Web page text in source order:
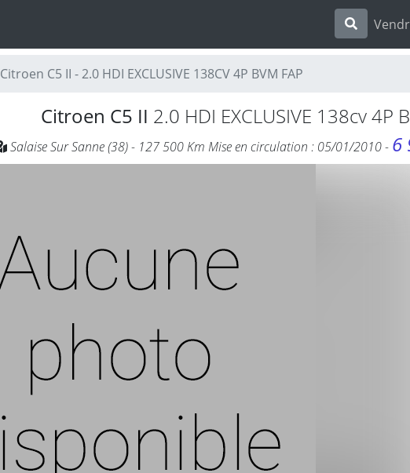
Citroen C5 II - 2.0 HDI EXCLUSIVE 138CV 4P BVM FAP
Citroen C5 II 2.0 HDI EXCLUSIVE 138cv 4P
Salaise Sur Sanne (38) - 127 500 Km Mise en circulation : 05/01/2010 - 6